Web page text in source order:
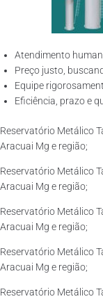
Atendimento
Preço justo,
Equipe
Eficiência, prazo e
Reservatório Metálico
Aracuai Mg e região;
Reservatório Metálico
Aracuai Mg e região;
Reservatório Metálico
Aracuai Mg e região;
Reservatório Metálico
Aracuai Mg e região;
Reservatório Metálico